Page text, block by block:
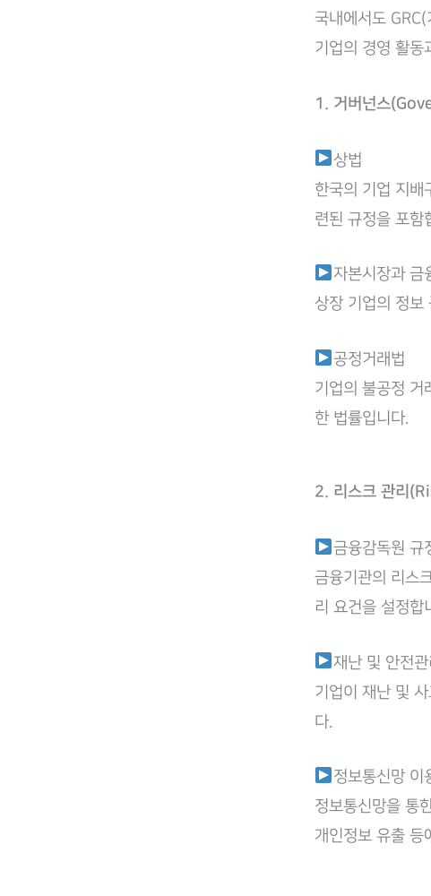
국내에서도
기업의 경영 활동
1. 거버넌스
상법
한국의 기업 지배
련된 규정을 포함
자본시장과 금
상장 기업의 정보
공정거래법
기업의 불공정 거
한 법률입니다.
2. 리스크 관리
금융감독원 규
금융기관의 리스
리 요건을 설정합
재난 및 안전
기업이 재난 및
다.
정보통신망 이
정보통신망을 통
개인정보 유출 등